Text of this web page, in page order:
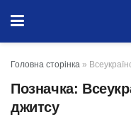
Головна сторінка »
Позначка:
джитсу